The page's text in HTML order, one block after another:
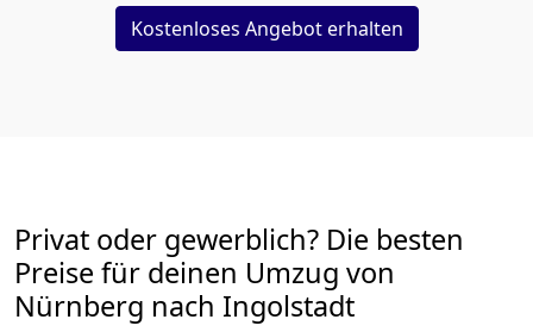
Kostenloses Angebot erhalten
Privat oder gewerblich? Die besten
Preise für deinen Umzug von
Nürnberg nach Ingolstadt